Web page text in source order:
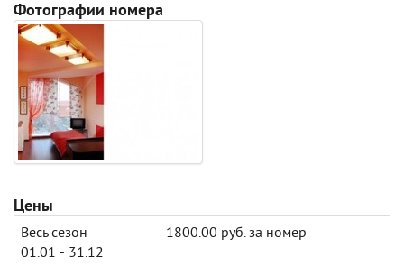
Фотографии номера
Цены
Весь сезон
01.01 - 31.12
1800.00 руб. за номер